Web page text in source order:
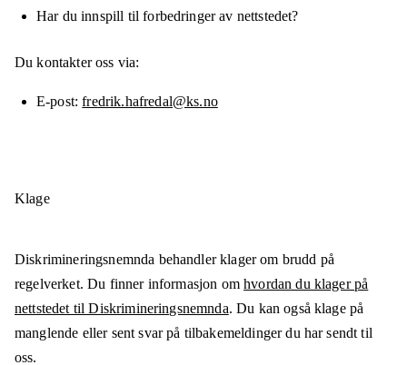
Har du innspill til forbedringer av nettstedet?
Du kontakter oss via:
E-post fredrik.hafredal@ks.no
Klage
Diskrimineringsnemnda behandler klager om brudd på
regelverket. Du finner informasjon omhvordan du klager på
nettstedet til Diskrimineringsnemnda. Du kan også klage på
manglende eller sent svar på tilbakemeldinger du har sendt til
oss.